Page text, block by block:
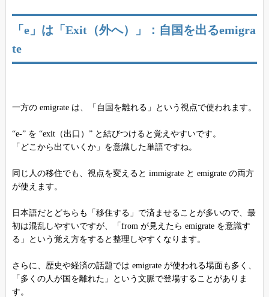
「e」は「Exit（外へ）」：自国を出るemigra
te
一方の emigrate は、「自国を離れる」という視点で使われます。
“e-” を “exit（出口）” と結びつけると覚えやすいです。
「どこから出ていくか」を意識した単語ですね。
同じ人の移住でも、視点を変えると immigrate と emigrate の両方
が使えます。
日本語だとどちらも「移住する」で済ませることが多いので、最
初は混乱しやすいですが、「from が見えたら emigrate を意識す
る」という覚え方をすると整理しやすくなります。
さらに、歴史や経済の話題では emigrate が使われる場面も多く、
「多くの人が国を離れた」という文脈で登場することがありま
す。